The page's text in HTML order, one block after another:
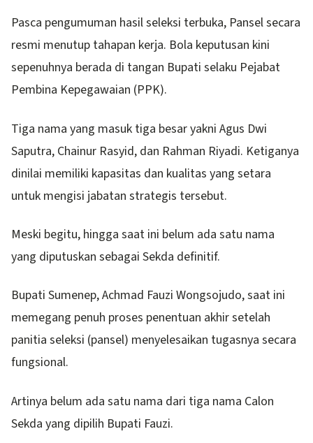
Pasca pengumuman hasil seleksi terbuka, Pansel secara
resmi menutup tahapan kerja. Bola keputusan kini
sepenuhnya berada di tangan Bupati selaku Pejabat
Pembina Kepegawaian (PPK).
Tiga nama yang masuk tiga besar yakni Agus Dwi
Saputra, Chainur Rasyid, dan Rahman Riyadi. Ketiganya
dinilai memiliki kapasitas dan kualitas yang setara
untuk mengisi jabatan strategis tersebut.
Meski begitu, hingga saat ini belum ada satu nama
yang diputuskan sebagai Sekda definitif.
Bupati Sumenep, Achmad Fauzi Wongsojudo, saat ini
memegang penuh proses penentuan akhir setelah
panitia seleksi (pansel) menyelesaikan tugasnya secara
fungsional.
Artinya belum ada satu nama dari tiga nama Calon
Sekda yang dipilih Bupati Fauzi.